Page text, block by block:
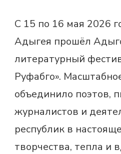
С 15 по 16 мая 2026
Адыгея прошёл
литературный
Руфабго».
объединило поэтов,
журналистов и
республик в
творчества, тепла и